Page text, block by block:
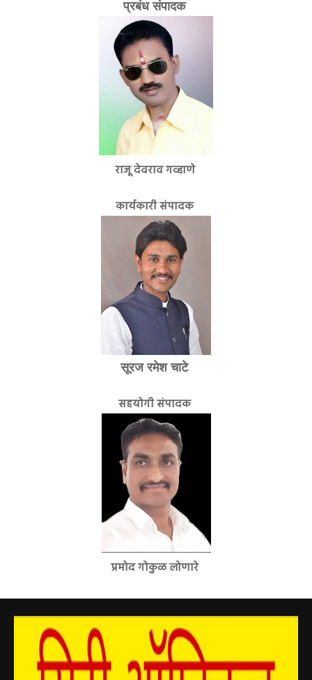
प्रबंध संपादक
राजू देवराव गव्हाणे
कार्यकारी संपादक
सूरज रमेश चाटे
सहयोगी संपादक
प्रमोद गोकुळ लोणारे